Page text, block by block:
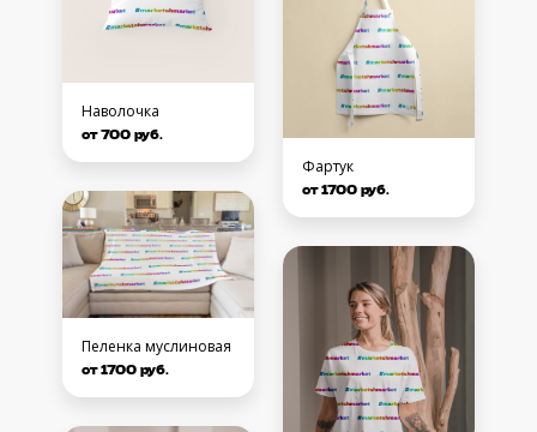
Наволочка
от 700 руб.
Пеленка муслиновая
от 1700 руб.
Фартук
от 1700 руб.